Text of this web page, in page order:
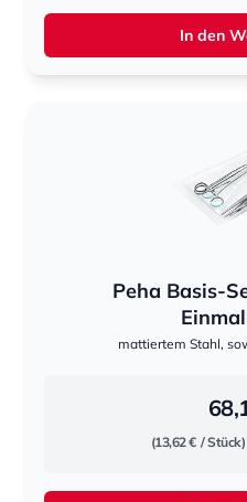
In den
Peha Basis-
mattiertem Stahl,
(13,62 € / Stück)